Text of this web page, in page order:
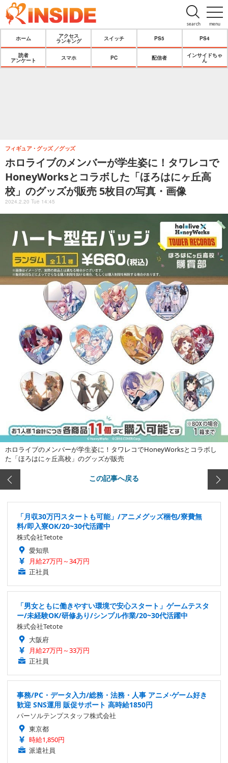
menu
search
ホーム
アクセス
ランキング
スイッチ PS5 PS4
読者
アンケート
スマホ PC 配信者
インサイドちゃ
ん
ホロライブのメンバーが学生姿に！タワレコで
HoneyWorksとコラボした「ほろはにヶ丘高
校」のグッズが販売 5枚目の写真・画像
フィギュア・グッズ グッズ
2024.2.20 Tue 14:45
ホロライブのメンバーが学生姿に！タワレコでHoneyWorksとコラボし
た「ほろはにヶ丘高校」のグッズが販売
この記事へ戻る
「月収30万円スタートも可能」/アニメグッズ梱包/寮費無
料/即入寮OK/20~30代活躍中
株式会社Tetote
愛知県
月給27万円～34万円
正社員
「男女ともに働きやすい環境で安心スタート」ゲームテスタ
ー/未経験OK/研修あり/シンプル作業/20~30代活躍中
株式会社Tetote
大阪府
月給27万円～33万円
正社員
事務/PC・データ入力/総務・法務・人事 アニメ·ゲーム好き
歓迎 SNS運用 販促サポート 高時給1850円
パーソルテンプスタッフ株式会社
東京都
時給1,850円
派遣社員